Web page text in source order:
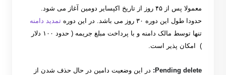
معمولا پس از ۴۵ روز از تاریخ اکپسایر دومین آغاز می شود‎.
حدودا طول این دوره ۳۰ روز می باشد
. در این دوره تمدید دامنه
تنها توسط مالک دامنه و با پرداخت مبلغ جریمه ( حدود ۱۰۰ دلار
)
امکان پذیر است.
Pending delete‎
: در این وضعیت دامین در حال حذف شدن از